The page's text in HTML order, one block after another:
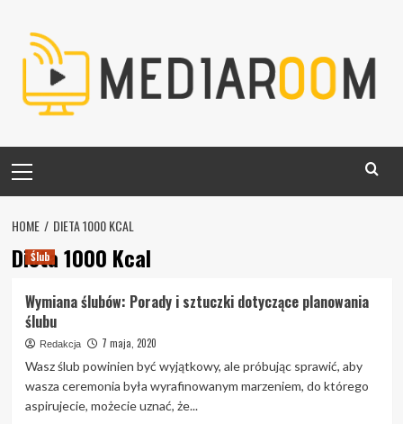
content
Menu
HOME DIETA 1000 KCAL
Dieta 1000 Kcal
Ślub
Wymiana ślubów: Porady i sztuczki dotyczące planowania
ślubu
Redakcja 7 maja, 2020
Wasz ślub powinien być wyjątkowy, ale próbując sprawić, aby
wasza ceremonia była wyrafinowanym marzeniem, do którego
aspirujecie, możecie uznać, że...